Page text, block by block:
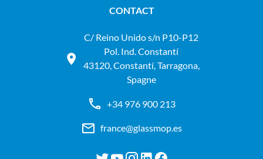
CONTACT
C/ Reino Unido s/n P10-P12
Pol. Ind. Constantí
43120, Constantí, Tarragona,
Spagne
+34 976 900 213
france@glassmop.es